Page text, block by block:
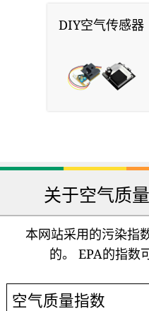
DIY空气传感器
关于空气质
本网站采用的污染指
的。 EPA的指数
空气质量指数